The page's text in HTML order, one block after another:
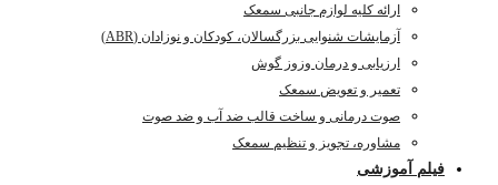
ارائه کلیه لوازم جانبی سمعک
آزمایشات شنوایی بزرگسالان، کودکان و نوزادان (ABR)
ارزیابی و درمان وزوز گوش
تعمیر و تعویض سمعک
صوت درمانی و ساخت قالب ضد آب و ضد صوت
مشاوره، تجویز و تنظیم سمعک
فیلم آموزشی